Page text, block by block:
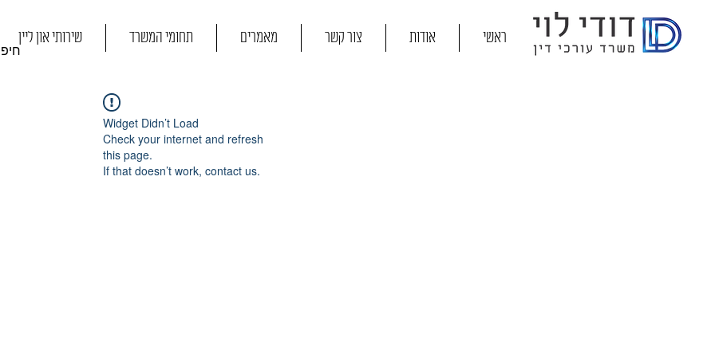
שירותי און ליין תחומי המשרד מאמרים צור קשר אודות ראשי
Widget Didn’t Load
Check your internet and refresh
this page.
If that doesn’t work, contact us.